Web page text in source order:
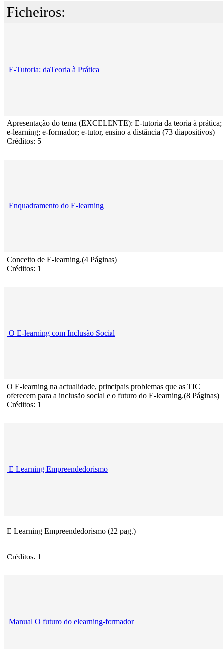
Ficheiros:
E-Tutoria: daTeoria à Prática
Apresentação do tema (EXCELENTE): E-tutoria da teoria à prática;
e-learning; e-formador; e-tutor, ensino a distância (73 diapositivos)
Créditos: 5
Enquadramento do E-learning
Conceito de E-learning.(4 Páginas)
Créditos: 1
O E-learning com Inclusão Social
O E-learning na actualidade, principais problemas que as TIC
oferecem para a inclusão social e o futuro do E-learning.(8 Páginas)
Créditos: 1
E Learning Empreendedorismo
E Learning Empreendedorismo (22 pag.)
Créditos: 1
Manual O futuro do elearning-formador